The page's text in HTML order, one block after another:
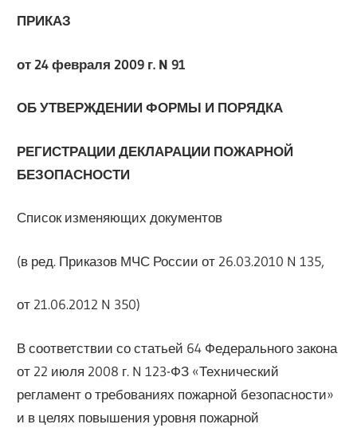
ПРИКАЗ
от 24 февраля 2009 г. N 91
ОБ УТВЕРЖДЕНИИ ФОРМЫ И ПОРЯДКА
РЕГИСТРАЦИИ ДЕКЛАРАЦИИ ПОЖАРНОЙ
БЕЗОПАСНОСТИ
Список изменяющих документов
(в ред. Приказов МЧС России от 26.03.2010 N 135,
от 21.06.2012 N 350)
В соответствии со статьей 64 Федерального закона
от 22 июля 2008 г. N 123-ФЗ «Технический
регламент о требованиях пожарной безопасности»
и в целях повышения уровня пожарной